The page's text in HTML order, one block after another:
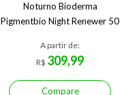
Noturno Bioderma
Pigmentbio Night Renewer 50
A partir de:
R$ 309,99
Compare